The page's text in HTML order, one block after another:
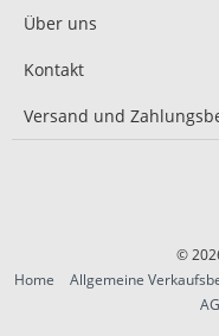
Über uns
Kontakt
Versand und
©
Home
Allgemeine